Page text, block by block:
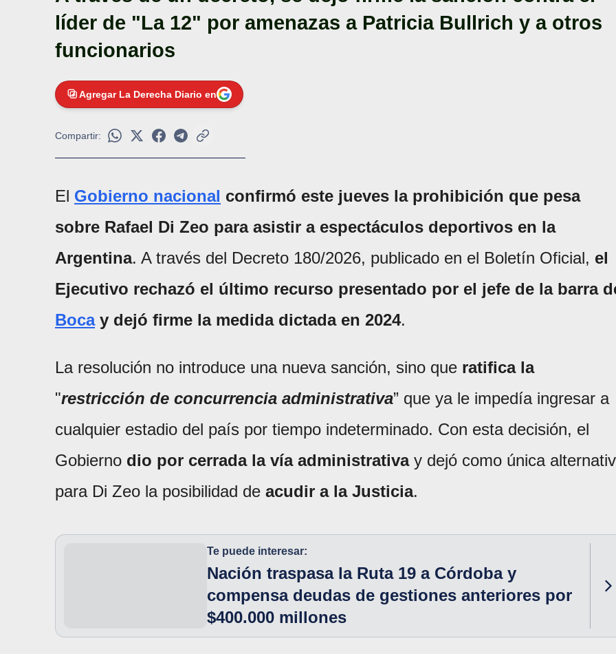
líder de "La 12" por amenazas a Patricia Bullrich y a otros
funcionarios
Agregar La Derecha Diario en
Compartir:
El Gobierno nacional confirmó este jueves la prohibición que pesa
sobre Rafael Di Zeo para asistir a espectáculos deportivos en la
Argentina. A través del Decreto 180/2026, publicado en el Boletín Oficial, el
Ejecutivo rechazó el último recurso presentado por el jefe de la barra
Bocay dejó firme la medida dictada en 2024.
La resolución no introduce una nueva sanción, sino que ratifica la
"restricción de concurrencia administrativa” que ya le impedía ingresar a
cualquier estadio del país por tiempo indeterminado. Con esta decisión, el
Gobierno dio por cerrada la vía administrativay dejó como única
para Di Zeo la posibilidad de acudir a la Justicia.
Te puede interesar:
Nación traspasa la Ruta 19 a Córdoba y
compensa deudas de gestiones anteriores por
$400.000 millones